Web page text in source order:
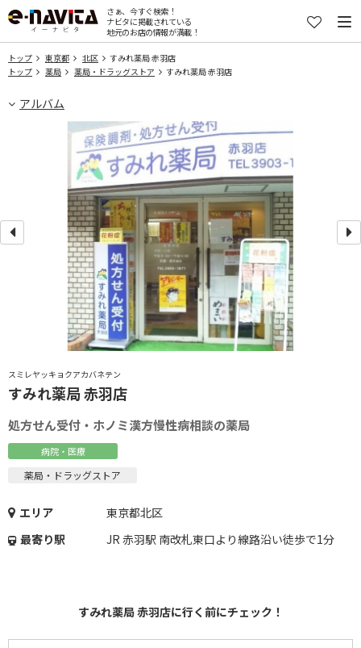
さぁ、今すぐ検索！
ナビタに掲載されている
地元のお店の情報が満載！
トップ 東京都 北区
すみれ薬局 赤羽店
トップ
薬局 薬局・ドラッグストア すみれ薬局 赤羽店
アルバム
スミレヤッキョクアカバネテン
すみれ薬局 赤羽店
処方せん受付・ホノミ漢方慢性病相談の薬局
病院・医療
薬局・ドラッグストア
エリア
東京都北区
最寄り駅
JR 赤羽駅 南改札東口より線路沿い徒歩で1分
すみれ薬局 赤羽店に行く前にチェック！